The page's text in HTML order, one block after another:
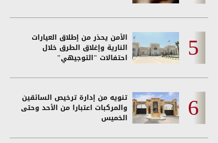
الأمن يحذر من إطلاق العيارات
النارية وإغلاق الطرق خلال
احتفالات "التوجيهي"
تنويه من إدارة ترخيص السائقين
والمركبات اعتبارا من الأحد وحتى
الخميس